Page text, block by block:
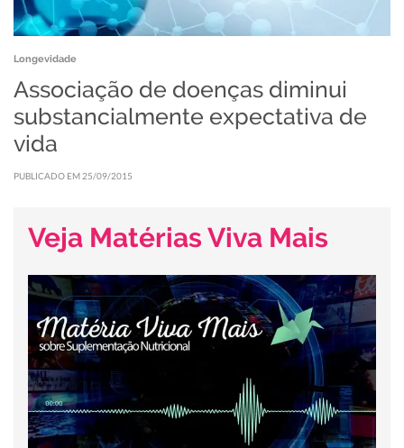
Longevidade
Associação de doenças diminui
substancialmente expectativa de
vida
PUBLICADO EM 25/09/2015
Veja Matérias Viva Mais